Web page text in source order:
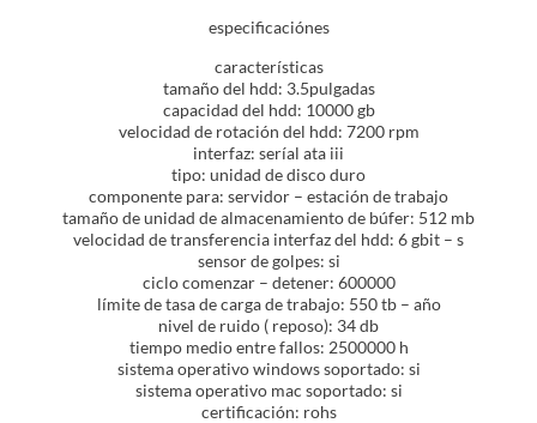
especificaciónes
características
tamaño del hdd: 3.5pulgadas
capacidad del hdd: 10000 gb
velocidad de rotación del hdd: 7200 rpm
interfaz: seríal ata iii
tipo: unidad de disco duro
componente para: servidor – estación de trabajo
tamaño de unidad de almacenamiento de búfer: 512 mb
velocidad de transferencia interfaz del hdd: 6 gbit – s
sensor de golpes: si
ciclo comenzar – detener: 600000
límite de tasa de carga de trabajo: 550 tb – año
nivel de ruido ( reposo): 34 db
tiempo medio entre fallos: 2500000 h
sistema operativo windows soportado: si
sistema operativo mac soportado: si
certificación: rohs